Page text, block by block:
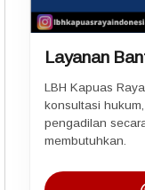
Layanan
LBH Kapuas
konsultasi
pengadilan
membutuhkan.